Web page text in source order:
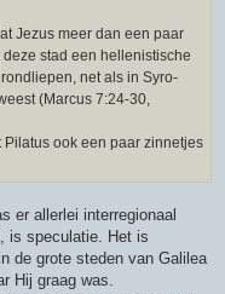
Jezus meer dan een paar
stad een hellenistische
net als in Syro-
(Marcus 7:24-30,
ook een paar zinnetjes
er allerlei interregionaal
is speculatie. Het is
de grote steden van Galilea
Hij graag was.